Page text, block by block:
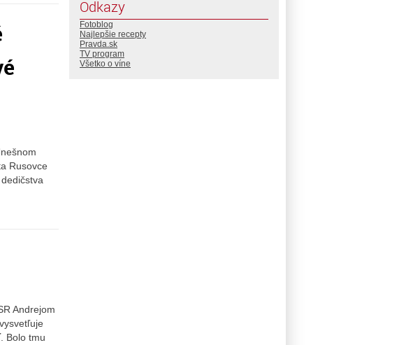
Rusovce
Andrejom
Bolo tmu
Odkazy
Fotoblog
Najlepšie recepty
Pravda.sk
TV program
Všetko o víne